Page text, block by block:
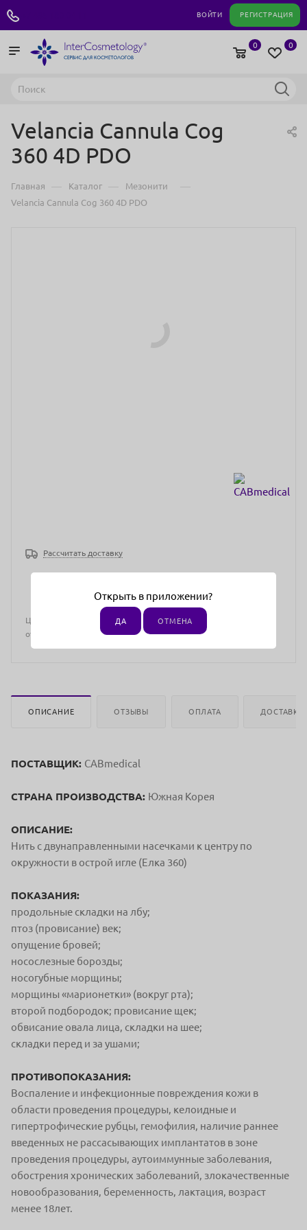
ВОЙТИ РЕГИСТРАЦИЯ
0
0
Velancia Cannula Cog
360 4D PDO
Главная — Каталог — Мезонити —
Velancia Cannula Cog 360 4D PDO
Рассчитать доставку
Цена действительна только для интернет-магазина и может
отличаться от цен в розничных магазинах
ОПИСАНИЕ ОТЗЫВЫ ОПЛАТА ДОСТАВКА
ПОСТАВЩИК: CABmedical
СТРАНА ПРОИЗВОДСТВА: Южная Корея
ОПИСАНИЕ:
Нить с двунаправленными насечками к центру по
окружности в острой игле (Елка 360)
ПОКАЗАНИЯ:
продольные складки на лбу;
птоз (провисание) век;
опущение бровей;
носослезные борозды;
носогубные морщины;
морщины «марионетки» (вокруг рта);
второй подбородок; провисание щек;
обвисание овала лица, складки на шее;
складки перед и за ушами;
ПРОТИВОПОКАЗАНИЯ:
Воспаление и инфекционные повреждения кожи в
области проведения процедуры, келоидные и
гипертрофические рубцы, гемофилия, наличие раннее
введенных не рассасывающих имплантатов в зоне
проведения процедуры, аутоиммунные заболевания,
обострения хронических заболеваний, злокачественные
новообразования, беременность, лактация, возраст
менее 18лет.
Открыть в приложении?
ДА ОТМЕНА